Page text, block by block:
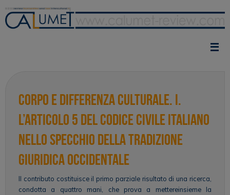
contenuto
Corpo e differenza culturale. I.
L’articolo 5 del codice civile italiano
nello specchio della tradizione
giuridica occidentale
Il contributo costituisce il primo parziale risultato di una ricerca,
condotta a quattro mani, che prova a mettereinsieme la